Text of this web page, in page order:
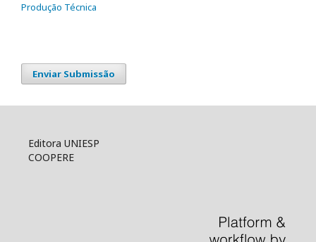
Produção Técnica
Enviar Submissão
Editora UNIESP
COOPERE